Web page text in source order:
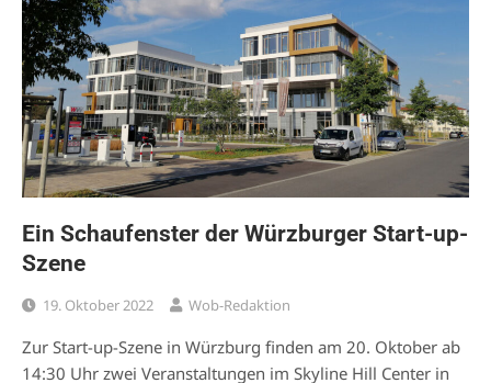
Ein Schaufenster der Würzburger Start-up-
Szene
19. Oktober 2022 Wob-Redaktion
Zur Start-up-Szene in Würzburg finden am 20. Oktober ab
14:30 Uhr zwei Veranstaltungen im Skyline Hill Center in